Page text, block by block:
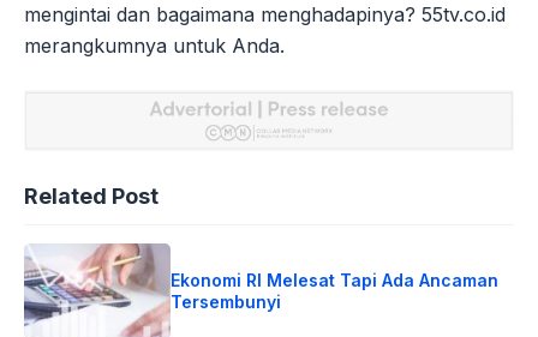
mengintai dan bagaimana menghadapinya? 55tv.co.id
merangkumnya untuk Anda.
Related Post
Ekonomi RI Melesat Tapi Ada Ancaman
Tersembunyi